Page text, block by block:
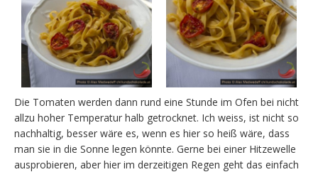
Die Tomaten werden dann rund eine Stunde im Ofen bei nicht
allzu hoher Temperatur halb getrocknet. Ich weiss, ist nicht so
nachhaltig, besser wäre es, wenn es hier so heiß wäre, dass
man sie in die Sonne legen könnte. Gerne bei einer Hitzewelle
ausprobieren, aber hier im derzeitigen Regen geht das einfach